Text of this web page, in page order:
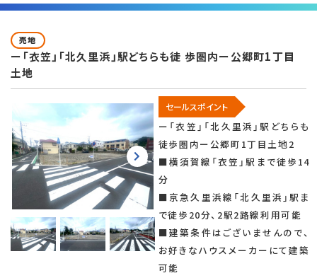
売地
ー「衣笠」「北久里浜」駅どちらも徒 歩圏内ー公郷町1丁目
土地
セールスポイント
ー「衣笠」「北久里浜」駅どちらも
徒歩圏内ー公郷町1丁目土地2
■横須賀線「衣笠」駅まで徒歩14
分
■京急久里浜線「北久里浜」駅ま
で徒歩20分、2駅2路線利用可能
■建築条件はございませんので、
お好きなハウスメーカーにて建築
可能